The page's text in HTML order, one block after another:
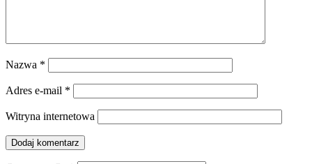
Nazwa *
Adres e-mail *
Witryna internetowa